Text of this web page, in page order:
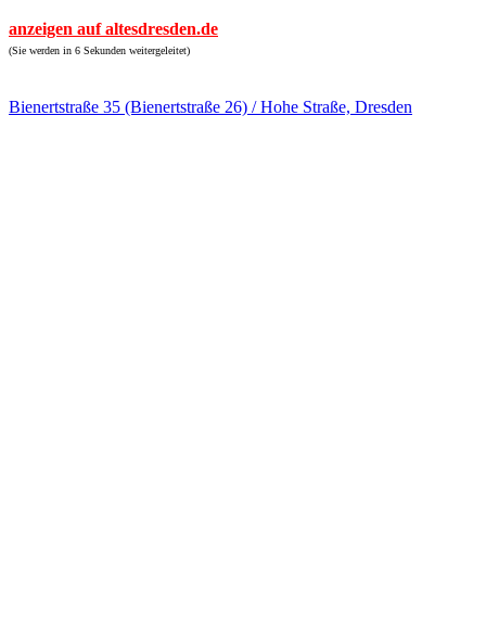
anzeigen auf altesdresden.de
(Sie werden in 6 Sekunden weitergeleitet)
Bienertstraße 35 (Bienertstraße 26) / Hohe Straße, Dresden